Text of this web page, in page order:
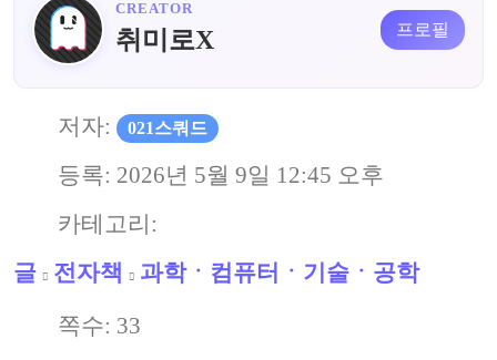
CREATOR
취미로X 프로필
저자: 021스쿼드
등록: 2026년 5월 9일 12:45 오후
카테고리:
글
전자책 과학ㆍ컴퓨터ㆍ기술ㆍ공학
쪽수: 33